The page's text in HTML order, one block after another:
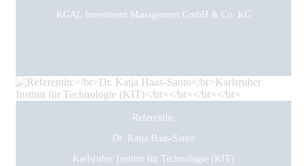
KGAL Investment Management GmbH & Co. KG
Referentin:
Dr. Katja Haas-Santo
Karlsruher Institut für Technologie (KIT)